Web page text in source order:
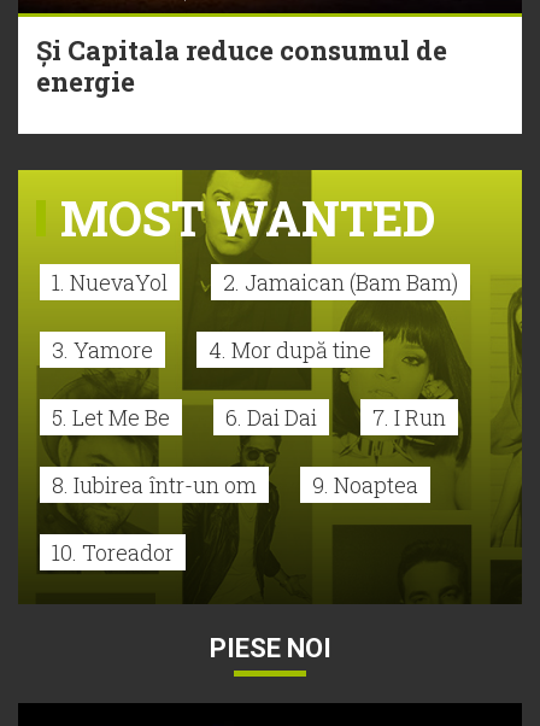
Și Capitala reduce consumul de
energie
MOST WANTED
1. NuevaYol 2. Jamaican (Bam Bam)
3. Yamore 4. Mor după tine
5. Let Me Be 6. Dai Dai 7. I Run
8. Iubirea într-un om 9. Noaptea
10. Toreador
PIESE NOI